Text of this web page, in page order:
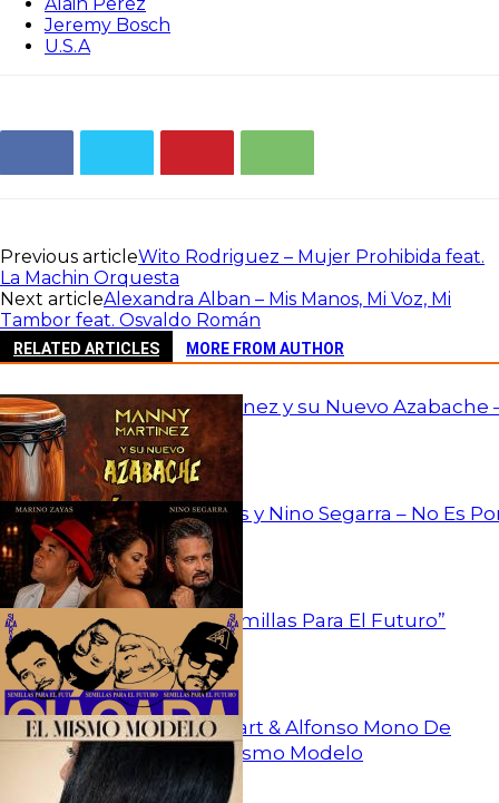
Jeremy Bosch
U.S.A
Previous articleWito Rodriguez – Mujer Prohibida feat.
La Machin Orquesta
Next articleAlexandra Alban – Mis Manos, Mi Voz, Mi
Tambor feat. Osvaldo Román
RELATED ARTICLES MORE FROM AUTHOR
Manny Martínez y su Nuevo Azabache
Solido
Marino Zayas y Nino Segarra – No Es
Ella
Siácara – “Semillas Para El Futuro”
Bonno Stobart & Alfonso Mono De
Jesús – El Mismo Modelo